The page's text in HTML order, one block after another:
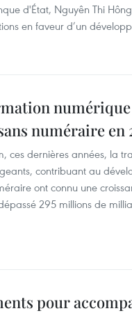
d'État, Nguyên Thi
en faveur d’un
numéraire en
ces dernières années, la
contribuant au
ont connu une
295 millions de
pour